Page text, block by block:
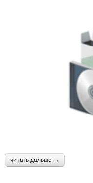
читать дальше →